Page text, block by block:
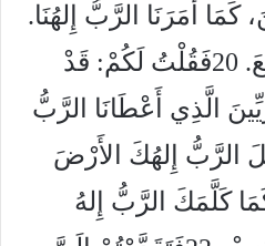
أَمَرَنَا الرَّبُّ إِلهُنَا.
وَجِئْنَا إِلَى قَادَشَ بَرْنِيعَ. 20فَقُلْتُ لَكُمْ: قَدْ
الَّذِي أَعْطَانَا الرَّبُّ
جَعَلَ الرَّبُّ إِلهُكَ الأَرْضَ
كَلَّمَكَ الرَّبُّ إِلهُ